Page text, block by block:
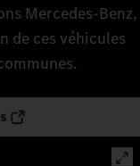
Mercedes-Benz,
de ces véhicules